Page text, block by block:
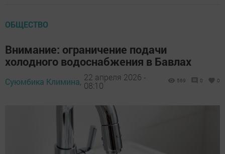
ОБЩЕСТВО
Внимание: ограничение подачи
холодного водоснабжения в Бавлах
Суюмбика Климина, 22 апреля 2026 -
08:10
569 0 0